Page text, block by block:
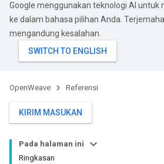
Google menggunakan teknologi AI untuk
ke dalam bahasa pilihan Anda.
mengandung kesalahan.
OpenWeave Referensi
KIRIM MASUKAN
Pada halaman ini
Ringkasan